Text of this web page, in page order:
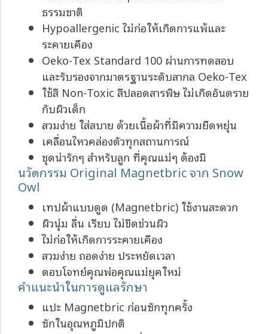
ธรรมชาติ
Hypoallergenic ไม่ก่อให้เกิดการแพ้และ
ระคายเคือง
Oeko-Tex Standard 100 ผ่านการทดสอบ
และรับรองจากมาตรฐานระดับสากล Oeko-Tex
ใช้สี Non-Toxic สีปลอดสารพิษ ไม่เกิดอันตราย
กับผิวเด็ก
สวมง่าย ใส่สบาย ด้วยเนื้อผ้าที่มีความยืดหยุ่น
เคลื่อนไหวคล่องตัวทุกสถานการณ์
ชุดน่ารักๆ สำหรับลูก ที่คุณแม่ๆ ต้องมี
นวัตกรรม Original Magnetbric จาก Snow
Owl
เทปผ้าแบบดูด (Magnetbric) ใช้งานสะดวก
ผิวนุ่ม ลื่น เรียบ ไม่ขีดข่วนผิว
ไม่ก่อให้เกิดการระคายเคือง
สวมง่าย ถอดง่าย ประหยัดเวลา
ตอบโจทย์คุณพ่อคุณแม่ยุคใหม่
คำแนะนำในการดูแลรักษา
แปะ Magnetbric ก่อนซักทุกครั้ง
ซักในอุณหภูมิปกติ